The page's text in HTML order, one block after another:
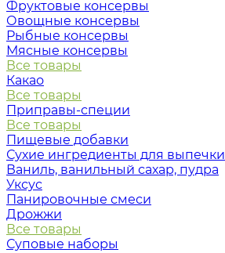
Фруктовые консервы
Овощные консервы
Рыбные консервы
Мясные консервы
Все товары
Какао
Все товары
Приправы-специи
Все товары
Пищевые добавки
Сухие ингредиенты для выпечки
Ваниль, ванильный сахар, пудра
Уксус
Панировочные смеси
Дрожжи
Все товары
Суповые наборы